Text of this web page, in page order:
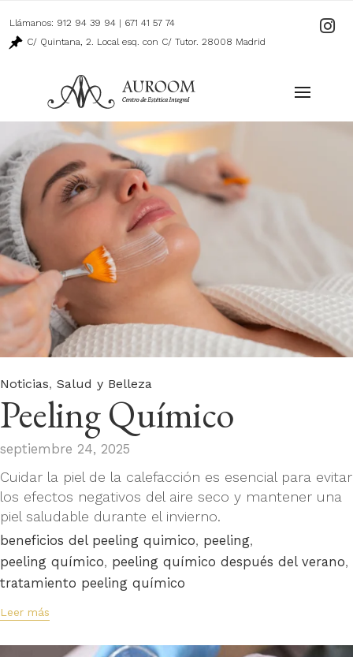
Llámanos: 912 94 39 94 | 671 41 57 74
Ir
C/ Quintana, 2. Local esq. con C/ Tutor. 28008 Madrid
Category
Noticias, Salud y Belleza
Peeling Químico
septiembre 24, 2025
Cuidar la piel de la calefacción es esencial para evitar
los efectos negativos del aire seco y mantener una
piel saludable durante el invierno.
Tags
beneficios del peeling quimico, peeling,
peeling químico, peeling químico después del verano,
tratamiento peeling químico
Leer más